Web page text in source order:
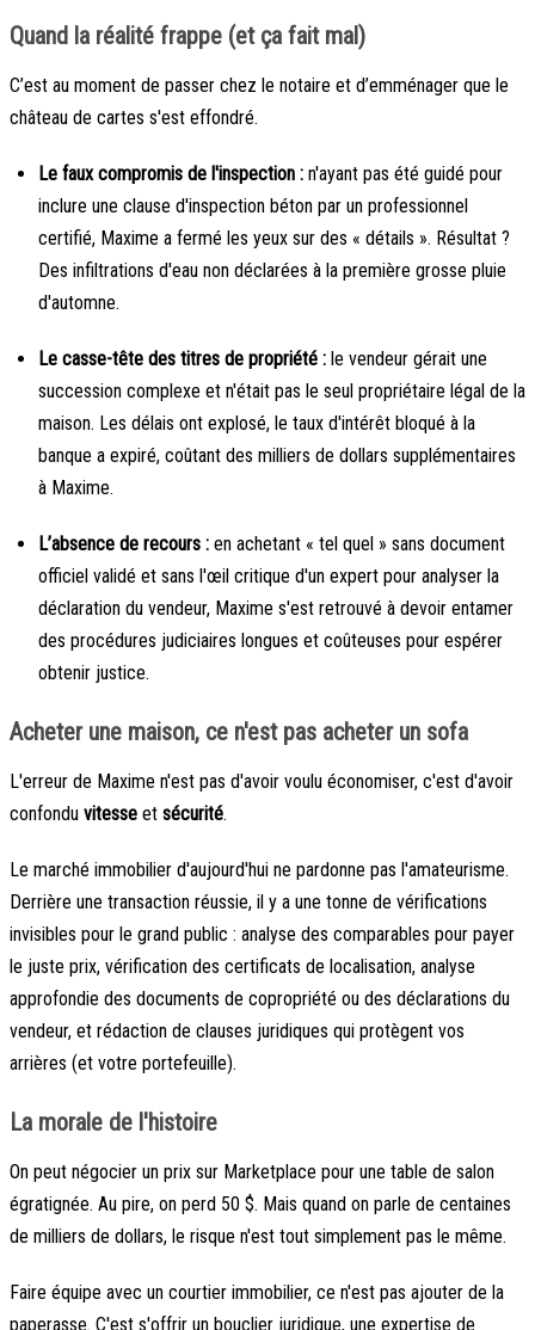
Quand la réalité frappe (et ça fait mal)
C’est au moment de passer chez le notaire et d’emménager que le
château de cartes s'est effondré.
Le faux compromis de l'inspection : n'ayant pas été guidé pour
inclure une clause d'inspection béton par un professionnel
certifié, Maxime a fermé les yeux sur des « détails ». Résultat ?
Des infiltrations d'eau non déclarées à la première grosse pluie
d'automne.
Le casse-tête des titres de propriété : le vendeur gérait une
succession complexe et n'était pas le seul propriétaire légal de la
maison. Les délais ont explosé, le taux d'intérêt bloqué à la
banque a expiré, coûtant des milliers de dollars supplémentaires
à Maxime.
L’absence de recours : en achetant « tel quel » sans document
officiel validé et sans l'œil critique d'un expert pour analyser la
déclaration du vendeur, Maxime s'est retrouvé à devoir entamer
des procédures judiciaires longues et coûteuses pour espérer
obtenir justice.
Acheter une maison, ce n'est pas acheter un sofa
L'erreur de Maxime n'est pas d'avoir voulu économiser, c'est d'avoir
confondu vitesse et sécurité.
Le marché immobilier d'aujourd'hui ne pardonne pas l'amateurisme.
Derrière une transaction réussie, il y a une tonne de vérifications
invisibles pour le grand public : analyse des comparables pour payer
le juste prix, vérification des certificats de localisation, analyse
approfondie des documents de copropriété ou des déclarations du
vendeur, et rédaction de clauses juridiques qui protègent vos
arrières (et votre portefeuille).
La morale de l'histoire
On peut négocier un prix sur Marketplace pour une table de salon
égratignée. Au pire, on perd 50 $. Mais quand on parle de centaines
de milliers de dollars, le risque n'est tout simplement pas le même.
Faire équipe avec un courtier immobilier, ce n'est pas ajouter de la
paperasse. C'est s'offrir un bouclier juridique, une expertise de